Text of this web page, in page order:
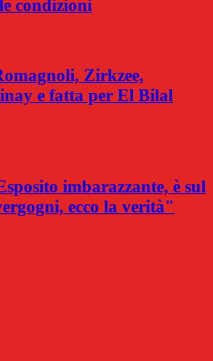
condizioni
Zirkzee,
e fatta per El Bilal
imbarazzante, è sul
ecco la verità"